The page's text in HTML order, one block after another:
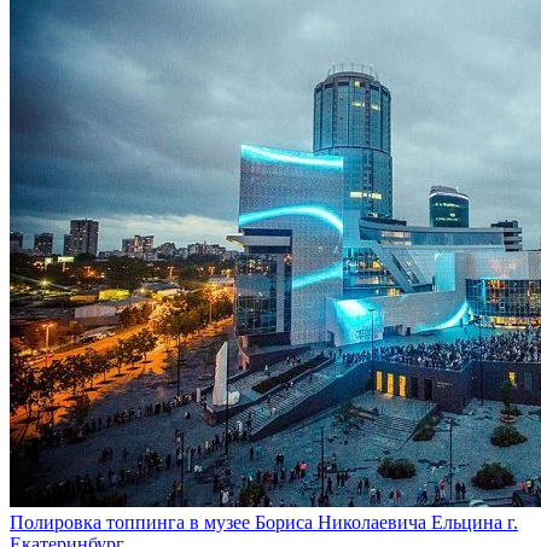
Полировка топпинга в музее Бориса Николаевича Ельцина г.